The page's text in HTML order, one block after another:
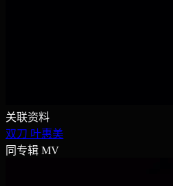
关联资料
双刀 叶惠美
同专辑 MV